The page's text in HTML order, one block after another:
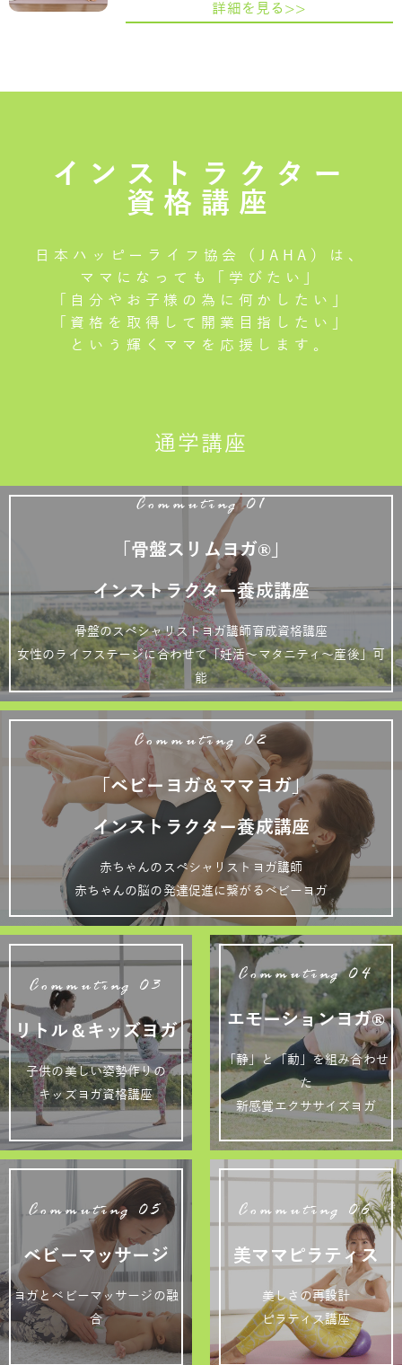
詳細を見る>>
インストラクター
資格講座
日本ハッピーライフ協会（JAHA）は、
ママになっても「学びたい」
「自分やお子様の為に何かしたい」
「資格を取得して開業目指したい」
という輝くママを応援します。
通学講座
Commuting 01
「骨盤スリムヨガ®」
インストラクター養成講座
骨盤のスペシャリストヨガ講師育成資格講座
女性のライフステージに合わせて「妊活～マタニティ～産後」可
能
Commuting 02
「ベビーヨガ＆ママヨガ」
インストラクター養成講座
赤ちゃんのスペシャリストヨガ講師
赤ちゃんの脳の発達促進に繋がるベビーヨガ
Commuting 03
リトル＆キッズヨガ
子供の美しい姿勢作りの
キッズヨガ資格講座
Commuting 04
エモーションヨガ®
「静」と「動」を組み合わせ
た
新感覚エクササイズヨガ
Commuting 05
ベビーマッサージ
ヨガとベビーマッサージの融
合
Commuting 06
美ママピラティス
美しさの再設計
ピラティス講座